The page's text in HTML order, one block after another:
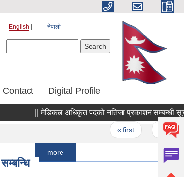
English नेपाली
Contact Digital Profile
|| मेडिकल अधिकृत पदको नतिजा प्रकाशन सम्बन्धी सूचना ||
‹ previous